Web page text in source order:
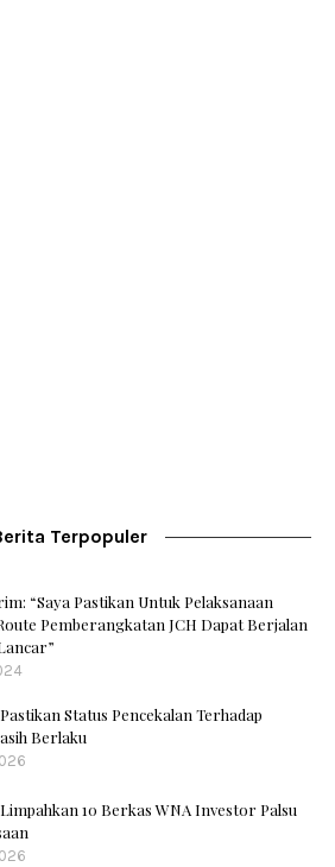
Terpopuler
“Saya Pastikan Untuk Pelaksanaan
Pemberangkatan JCH Dapat Berjalan
Status Pencekalan Terhadap
Berlaku
10 Berkas WNA Investor Palsu